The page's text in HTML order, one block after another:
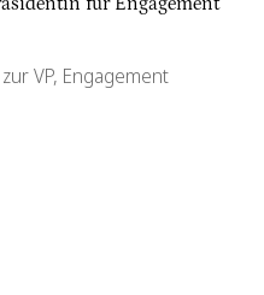
VP, Engagement